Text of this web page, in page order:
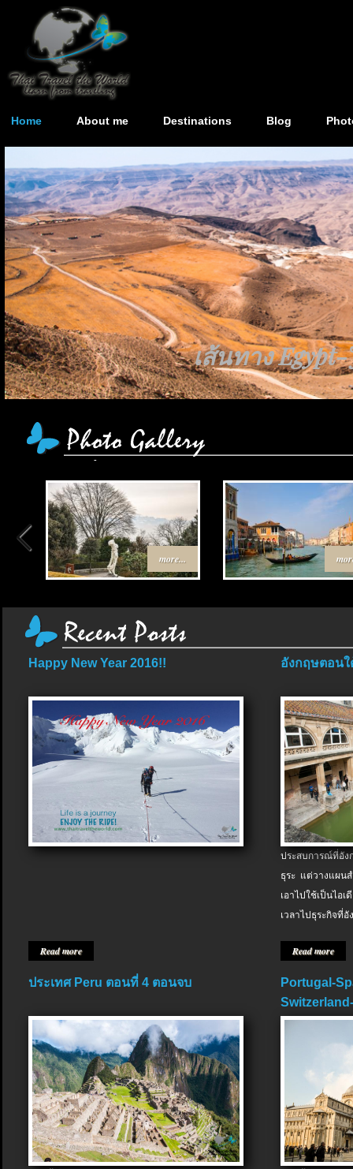
Home About me Destinations Blog
เส้นทาง
more...
Happy New Year 2016!!
Read more
อังกฤษตอนใ
ประสบการณ์ที่อัง
ธุระ แต่วางแผน
เอาไปใช้เป็นไอ
เวลาไปธุระกิจที่อั
Read more
ประเทศ Peru ตอนที่ 4 ตอนจบ
Portugal-